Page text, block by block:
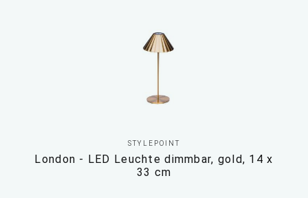
STYLEPOINT
London - LED Leuchte dimmbar, gold, 14 x
33 cm